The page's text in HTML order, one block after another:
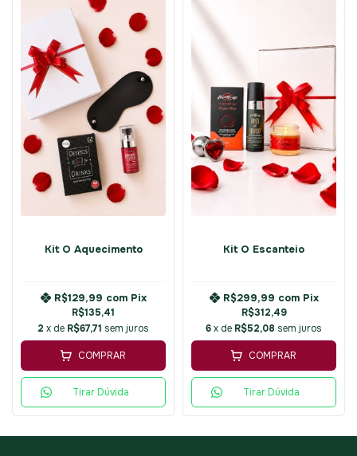
Kit O Aquecimento
R$135,41
R$129,99 com Pix
2 x de R$67,71 sem juros
COMPRAR
Tirar Dúvida
Kit O Escanteio
R$312,49
R$299,99 com Pix
6x de R$52,08 sem juros
COMPRAR
Tirar Dúvida